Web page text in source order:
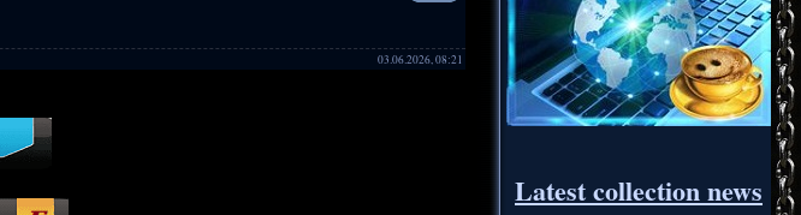
03.06.2026, 08:21
Latest collection news